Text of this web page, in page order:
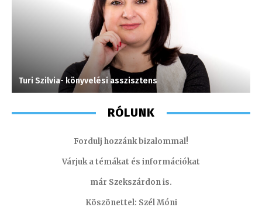
Turi Szilvia- könyvelési asszisztens
RÓLUNK
Fordulj hozzánk bizalommal!
Várjuk a témákat és információkat
már Szekszárdon is.
Köszönettel: Szél Móni